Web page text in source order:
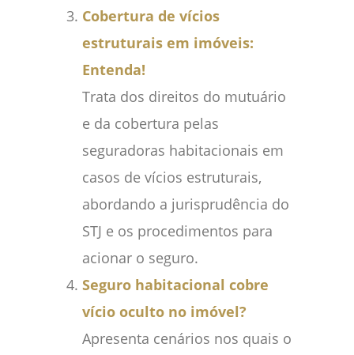
Cobertura de vícios
estruturais em imóveis:
Entenda!
Trata dos direitos do mutuário
e da cobertura pelas
seguradoras habitacionais em
casos de vícios estruturais,
abordando a jurisprudência do
STJ e os procedimentos para
acionar o seguro.
Seguro habitacional cobre
vício oculto no imóvel?
Apresenta cenários nos quais o